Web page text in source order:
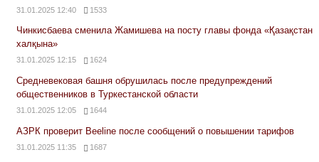
31.01.2025 12:40 1533
Чинкисбаева сменила Жамишева на посту главы фонда «Қазақстан
халқына»
31.01.2025 12:15 1624
Средневековая башня обрушилась после предупреждений
общественников в Туркестанской области
31.01.2025 12:05 1644
АЗРК проверит Beeline после сообщений о повышении тарифов
31.01.2025 11:35 1687